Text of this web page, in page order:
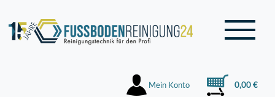
Mein Konto 0,00 €